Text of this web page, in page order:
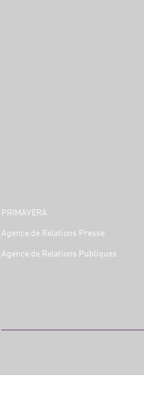
PRIMAVERA
Agence de Relations Presse
Agence de Relations Publiques